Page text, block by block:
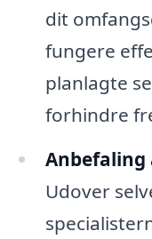
dit
fungere
planlagte
forhindre
Anbefaling
Udover